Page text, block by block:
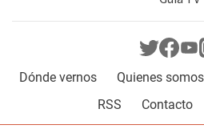
Dónde vernos Quienes somos
RSS
Contacto